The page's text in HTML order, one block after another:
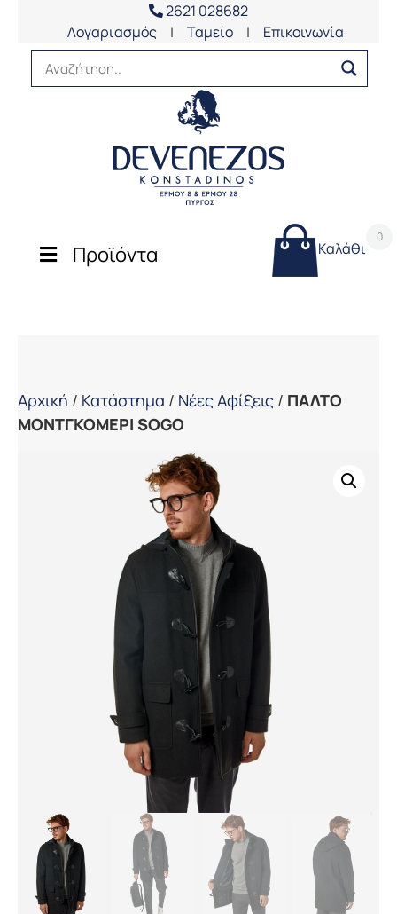
2621 028682
Λογαριασμός
| Ταμείο | Επικοινωνία
Καλάθι
0
Προϊόντα
Αρχική / Κατάστημα / Νέες Αφίξεις / ΠΑΛΤΟ
ΜΟΝΤΓΚΟΜΕΡΙ SOGO